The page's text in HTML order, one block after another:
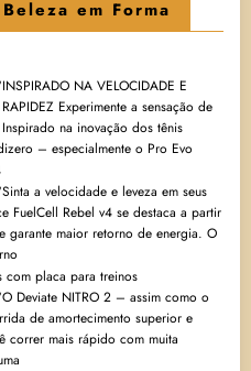
em Forma
NA VELOCIDADE E
Experimente a sensação de
na inovação dos tênis
– especialmente o Pro Evo
a velocidade e leveza em seus
FuelCell Rebel v4 se destaca a partir
garante maior retorno de energia. O
com placa para treinos
Deviate NITRO 2 – assim como o
de amortecimento superior e
correr mais rápido com muita